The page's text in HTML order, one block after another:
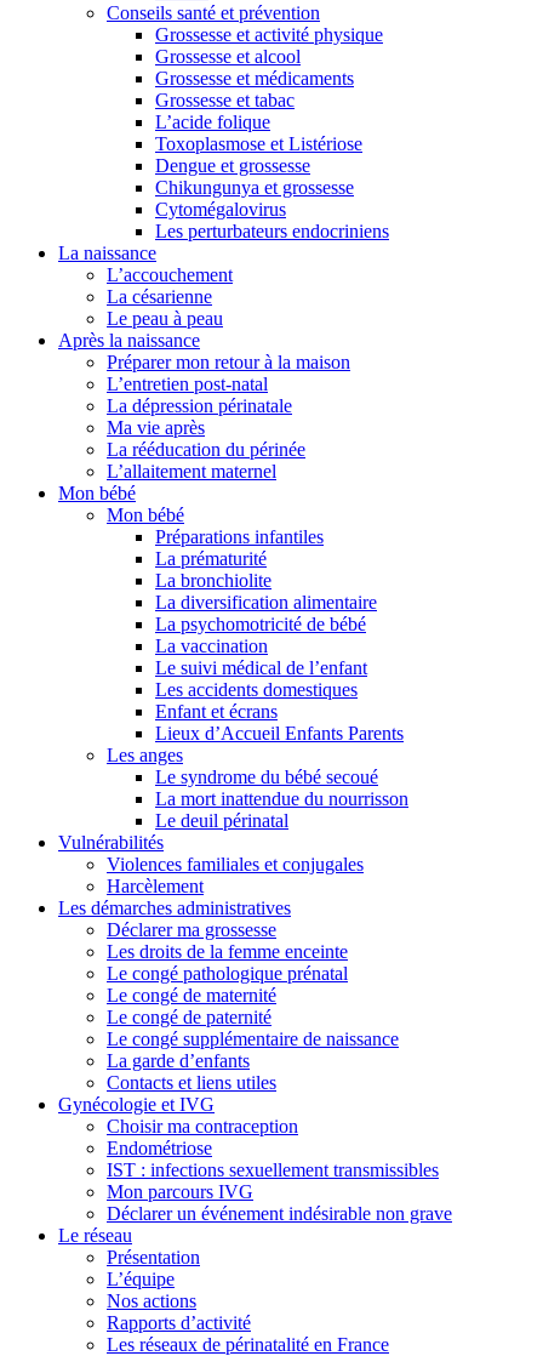
Conseils santé et prévention
Grossesse et activité physique
Grossesse et alcool
Grossesse et médicaments
Grossesse et tabac
L’acide folique
Toxoplasmose et Listériose
Dengue et grossesse
Chikungunya et grossesse
Cytomégalovirus
Les perturbateurs endocriniens
La naissance
L’accouchement
La césarienne
Le peau à peau
Après la naissance
Préparer mon retour à la maison
L’entretien post-natal
La dépression périnatale
Ma vie après
La rééducation du périnée
L’allaitement maternel
Mon bébé
Mon bébé
Préparations infantiles
La prématurité
La bronchiolite
La diversification alimentaire
La psychomotricité de bébé
La vaccination
Le suivi médical de l’enfant
Les accidents domestiques
Enfant et écrans
Lieux d’Accueil Enfants Parents
Les anges
Le syndrome du bébé secoué
La mort inattendue du nourrisson
Le deuil périnatal
Vulnérabilités
Violences familiales et conjugales
Harcèlement
Les démarches administratives
Déclarer ma grossesse
Les droits de la femme enceinte
Le congé pathologique prénatal
Le congé de maternité
Le congé de paternité
Le congé supplémentaire de naissance
La garde d’enfants
Contacts et liens utiles
Gynécologie et IVG
Choisir ma contraception
Endométriose
IST : infections sexuellement transmissibles
Mon parcours IVG
Déclarer un événement indésirable non grave
Le réseau
Présentation
L’équipe
Nos actions
Rapports d’activité
Les réseaux de périnatalité en France